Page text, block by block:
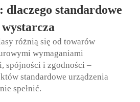
dlaczego standardowe
różnią się od towarów
wymaganiami
spójności i zgodności –
standardowe urządzenia
spełnić.